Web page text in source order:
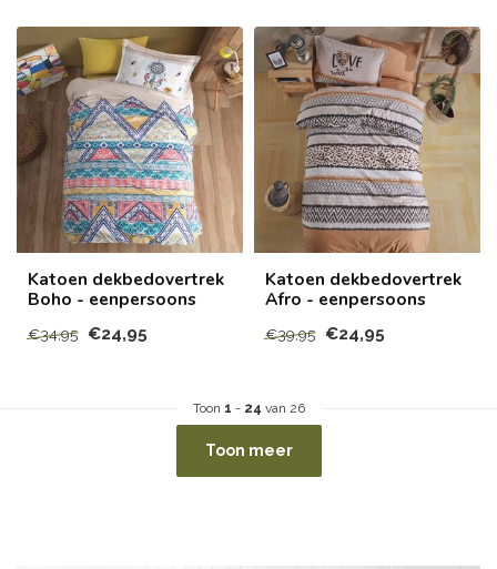
Katoen dekbedovertrek
Boho - eenpersoons
€34,95 €24,95
Katoen dekbedovertrek
Afro - eenpersoons
€39,95 €24,95
Toon 1 - 24 van 26
Toon meer